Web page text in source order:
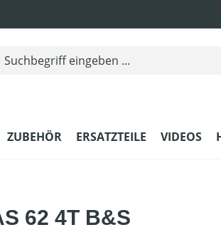
ZUBEHÖR ERSATZTEILE VIDEOS
62 4T B&S